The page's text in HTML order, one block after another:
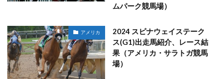
ムパーク競馬場）
アメリカ
2024 スピナウェイステーク
ス(G1)出走馬紹介、レース結
果（アメリカ・サラトガ競馬
場）